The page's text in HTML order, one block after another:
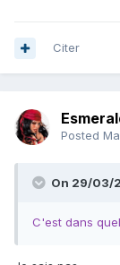
Citer
Posted
On 29/03/
C'est dans